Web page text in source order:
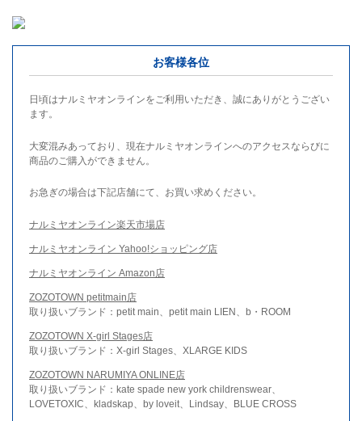
お客様各位
日頃はナルミヤオンラインをご利用いただき、誠にありがとうござい
ます。
大変混みあっており、現在ナルミヤオンラインへのアクセスならびに
商品のご購入ができません。
お急ぎの場合は下記店舗にて、お買い求めください。
ナルミヤオンライン楽天市場店
ナルミヤオンライン Yahoo!ショッピング店
ナルミヤオンライン Amazon店
ZOZOTOWN petitmain店
取り扱いブランド：petit main、petit main LIEN、b・ROOM
ZOZOTOWN X-girl Stages店
取り扱いブランド：X-girl Stages、XLARGE KIDS
ZOZOTOWN NARUMIYA ONLINE店
取り扱いブランド：kate spade new york childrenswear、
LOVETOXIC、kladskap、by loveit、Lindsay、BLUE CROSS